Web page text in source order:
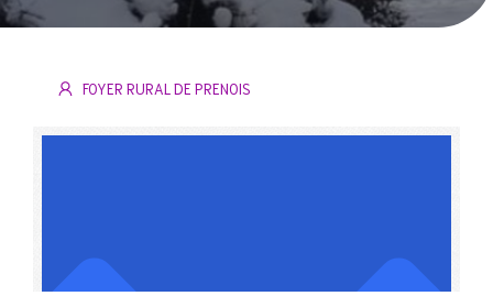
FOYER RURAL DE PRENOIS